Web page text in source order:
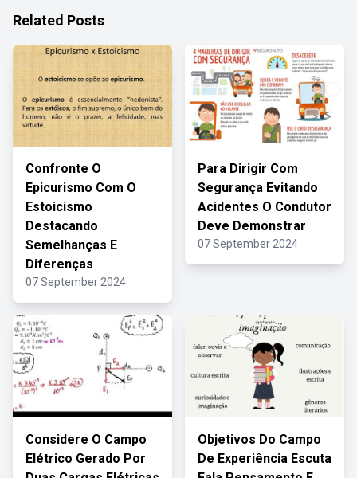
Related Posts
Confronte O
Epicurismo Com O
Estoicismo
Destacando
Semelhanças E
Diferenças
07 September 2024
Para Dirigir Com
Segurança Evitando
Acidentes O Condutor
Deve Demonstrar
07 September 2024
Considere O Campo
Elétrico Gerado Por
Objetivos Do Campo
De Experiência Escuta